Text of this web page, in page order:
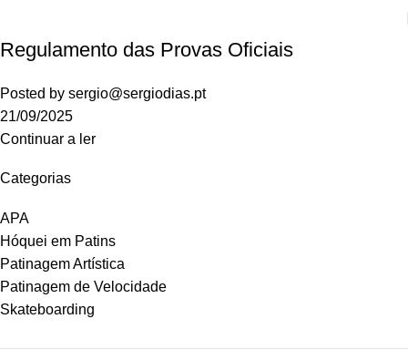
Regulamento das Provas Oficiais
Posted by sergio@sergiodias.pt
21/09/2025
Continuar a ler
Categorias
APA
Hóquei em Patins
Patinagem Artística
Patinagem de Velocidade
Skateboarding